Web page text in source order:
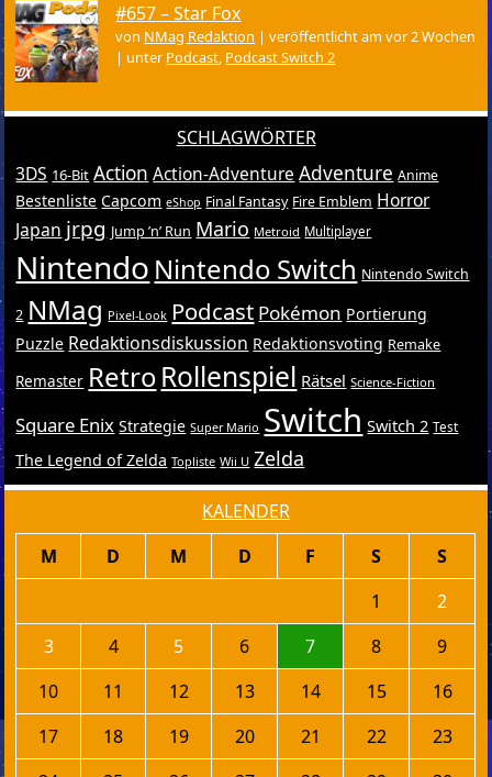
#657 – Star Fox
von NMag Redaktion |veröffentlicht am vor 2 Wochen
| unter Podcast, Podcast Switch 2
SCHLAGWÖRTER
3DS 16-Bit Action Action-Adventure Adventure Anime
Bestenliste Capcom eShop Final Fantasy Fire Emblem Horror
Japan jrpg Jump ’n’ Run Mario Metroid Multiplayer
Nintendo Nintendo Switch Nintendo Switch
2 NMag Pixel-Look Podcast Pokémon Portierung
Puzzle Redaktionsdiskussion Redaktionsvoting Remake
Remaster RetroRollenspiel Rätsel Science-Fiction
Square Enix Strategie Super Mario Switch Switch 2 Test
The Legend of Zelda Topliste Wii U Zelda
KALENDER
M D M D F S
S
1
2
3
4 5 6 7 8
9
10
11 12 13 14 15
16
17
18 19 20 21 22
23